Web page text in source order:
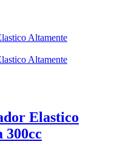
Elastico
300cc